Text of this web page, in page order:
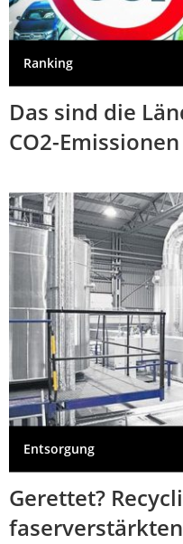
Ranking
Das sind die
CO2-Emissionen
Entsorgung
Gerettet?